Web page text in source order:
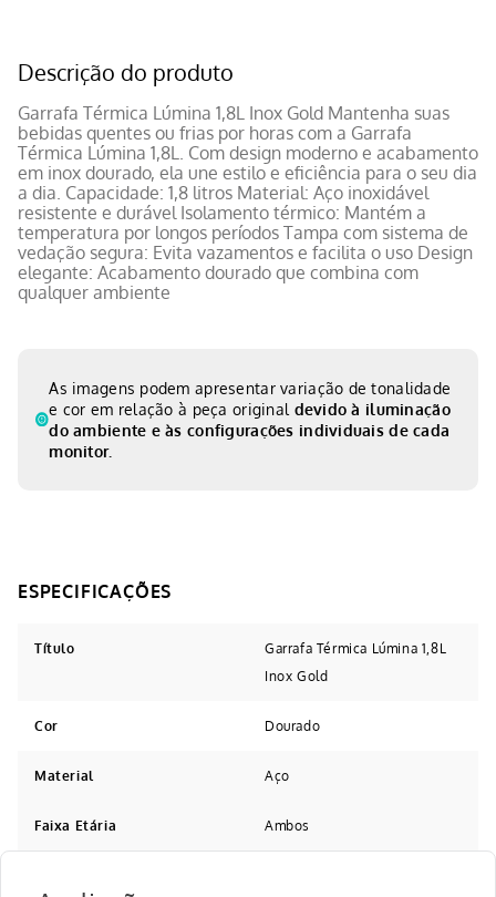
Descrição do produto
Garrafa Térmica Lúmina 1,8L Inox Gold Mantenha suas
bebidas quentes ou frias por horas com a Garrafa
Térmica Lúmina 1,8L. Com design moderno e acabamento
em inox dourado, ela une estilo e eficiência para o seu dia
a dia. Capacidade: 1,8 litros Material: Aço inoxidável
resistente e durável Isolamento térmico: Mantém a
temperatura por longos períodos Tampa com sistema de
vedação segura: Evita vazamentos e facilita o uso Design
elegante: Acabamento dourado que combina com
qualquer ambiente
As imagens podem apresentar variação de tonalidade
e cor em relação à peça original devido à iluminação
do ambiente e às configurações individuais de cada
monitor.
Título
Garrafa Térmica Lúmina 1,8L
Inox Gold
Cor Dourado
Material Aço
Faixa Etária Ambos